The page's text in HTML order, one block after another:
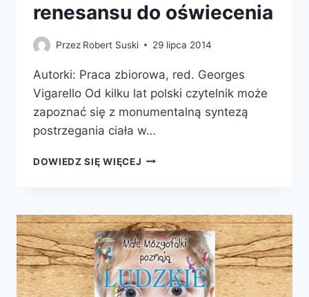
renesansu do oświecenia
Przez Robert Suski 29 lipca 2014
Autorki: Praca zbiorowa, red. Georges
Vigarello Od kilku lat polski czytelnik może
zapoznać się z monumentalną syntezą
postrzegania ciała w…
DOWIEDZ SIĘ WIĘCEJ HISTORIA
DO
OŚWIECENIA